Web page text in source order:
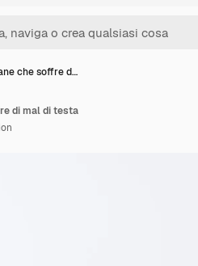
che soffre d…
di mal di testa